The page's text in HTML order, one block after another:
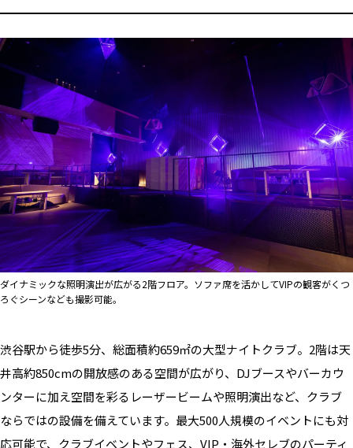
ダイナミックな照明演出が広がる2階フロア。ソファ席を活かしてVIPの観客がくつ
ろぐシーンなども撮影可能。
渋谷駅から徒歩5分、総面積約659㎡の大型ナイトクラブ。2階は天
井高約850cmの開放感のある空間が広がり、DJブースやバーカウ
ンターに加え空間を彩るレーザービームや照明演出など、クラブ
ならではの設備を備えています。最大500人規模のイベントにも対
応可能で、クラブイベントやフェス、VIP・ 海外セレブのパーティ